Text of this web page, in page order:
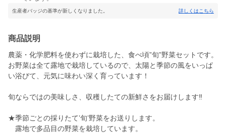
生産者バッジの基準が新しくなりました。 詳しくはこちら
商品説明
農薬・化学肥料を使わずに栽培した、食べ頃”旬”野菜セットです。
お野菜は全て露地で栽培しているので、太陽と季節の風をいっぱ
い浴びて、元気に味わい深く育っています！
旬ならではの美味しさ、収穫したての新鮮さをお届けします‼
★季節ごとの採りたて’旬’野菜をお送りします。
露地で多品目の野菜を栽培しています。